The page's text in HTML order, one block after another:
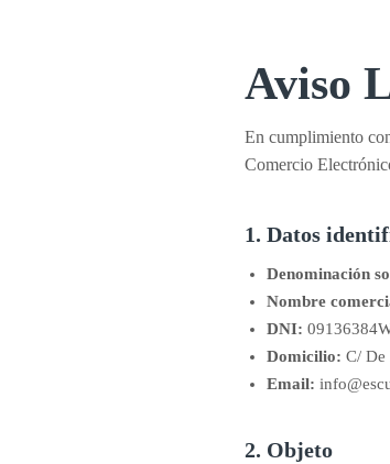
Aviso
En cumplimiento
Comercio
1. Datos
Denominación
Nombre
DNI:
Domicilio: C/ De
Email:
2. Objeto